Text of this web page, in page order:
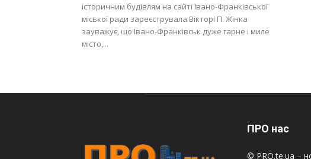
історичним будівлям на сайті Івано-Франківської
міської ради зареєструвала Вікторі П. Жінка
зауважує, що Івано-Франківськ дуже гарне і миле
місто,...
ПРО нас
© PRO.te.ua –